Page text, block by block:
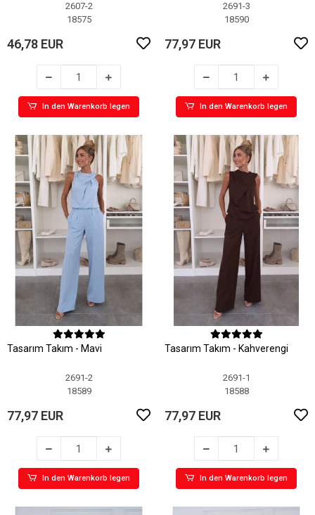
2607-2
18575
46,78 EUR
In den Warenkorb legen
2691-3
18590
77,97 EUR
In den Warenkorb legen
Tasarım Takım - Mavi
2691-2
18589
77,97 EUR
In den Warenkorb legen
Tasarım Takım - Kahverengi
2691-1
18588
77,97 EUR
In den Warenkorb legen